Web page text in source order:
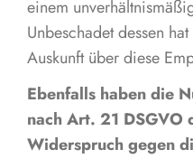
einem
Unbeschadet dessen
Auskunft über diese
Ebenfalls haben die
nach Art. 21 DSGVO
Widerspruch gegen